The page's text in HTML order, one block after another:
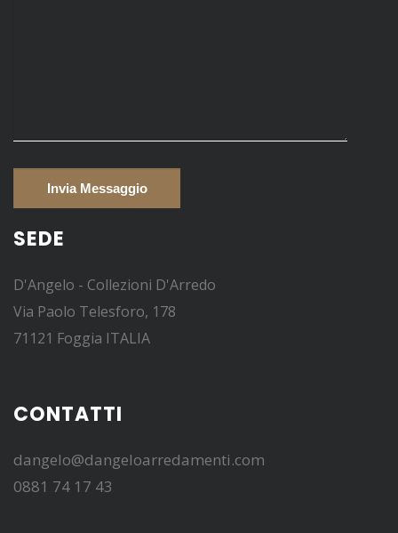
SEDE
D'Angelo - Collezioni D'Arredo
Via Paolo Telesforo, 178
71121 Foggia ITALIA
CONTATTI
dangelo@dangeloarredamenti.com
0881 74 17 43